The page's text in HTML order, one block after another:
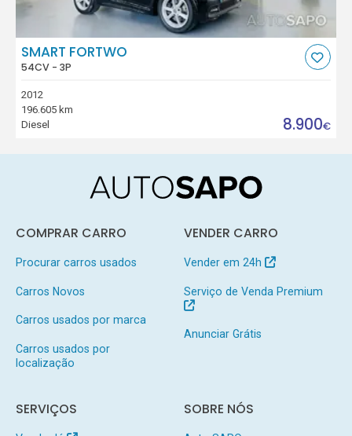
SMART FORTWO
54CV - 3P
2012
196.605 km
Diesel
8.900€
COMPRAR CARRO
Procurar carros usados
Carros Novos
Carros usados por marca
Carros usados por
localização
VENDER CARRO
Vender em 24h
Serviço de Venda Premium
Anunciar Grátis
SERVIÇOS SOBRE NÓS